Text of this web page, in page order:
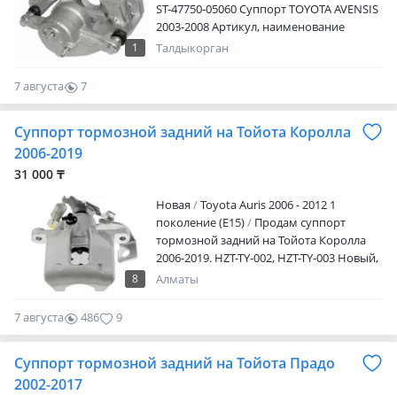
1
ST-47750-05060 Суппорт TOYOTA AVENSIS
2003-2008 Артикул, наименование
товара, марка модель авто, период
пт.09: 00 — 18: 00 Сб.10: 00 — 17: 00 Вс —
выходной
Талдыкорган
7 августа
7
0
Суппорт тормозной задний на Тойота Королла
2006-2019
31 000 ₸
8
Новая
Toyota Auris 2006 - 2012 1
поколение (E15)
Продам суппорт
тормозной задний на Тойота Королла
2006-2019. HZT-TY-002, HZT-TY-003 Новый,
производство NTY Польша. Отправка в
городе Варшава. Запчасти,
предлагаемые данной компанией,
Алматы
7 августа 486 9
Суппорт тормозной задний на Тойота Прадо
2002-2017